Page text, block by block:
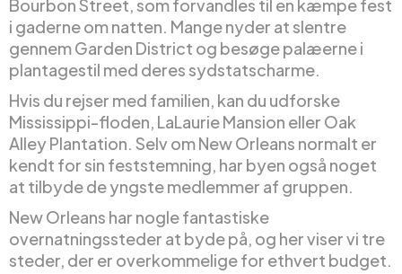
Bourbon Street, som forvandles til en kæmpe fest
i gaderne om natten. Mange nyder at slentre
gennem Garden District og besøge palæerne i
plantagestil med deres sydstatscharme.
Hvis du rejser med familien, kan du udforske
Mississippi-floden, LaLaurie Mansion eller Oak
Alley Plantation. Selv om New Orleans normalt er
kendt for sin feststemning, har byen også noget
at tilbyde de yngste medlemmer af gruppen.
New Orleans har nogle fantastiske
overnatningssteder at byde på, og her viser vi tre
steder, der er overkommelige for ethvert budget.